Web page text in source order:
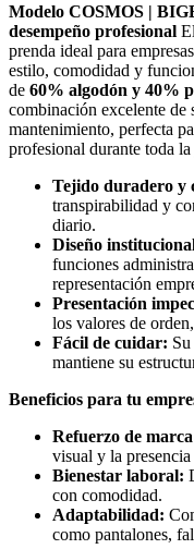
Modelo COSMOS |
desempeño profesional El
prenda ideal para
estilo, comodidad y
de 60% algodón y 40%
combinación excelente de
mantenimiento, perfecta
profesional durante toda
Tejido duradero y
transpirabilidad y
diario.
Diseño
funciones
representación
Presentación
los valores de
Fácil de cuidar:
mantiene su
Beneficios para tu
Refuerzo de
visual y la
Bienestar laboral:
con comodidad.
Adaptabilidad:
como pantalones,